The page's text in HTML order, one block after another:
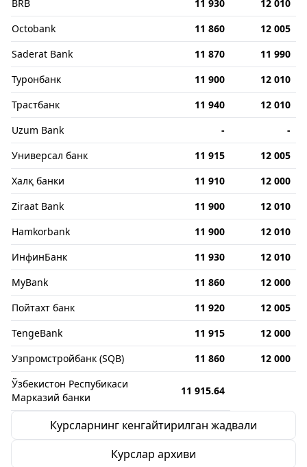
BRB
11 930
12 010
Octobank
11 860
12 005
Saderat Bank
11 870
11 990
Туронбанк
11 900
12 010
Трастбанк
11 940
12 010
Uzum Bank
-
-
Универсал банк
11 915
12 005
Халқ банки
11 910
12 000
Ziraat Bank
11 900
12 010
Hamkorbank
11 900
12 010
ИнфинБанк
11 930
12 010
MyBank
11 860
12 000
Пойтахт банк
11 920
12 005
TengeBank
11 915
12 000
Узпромстройбанк (SQB)
11 860
12 000
Ўзбекистон Респубикаси
Марказий банки
11 915.64
Курсларнинг кенгайтирилган жадвали
Курслар архиви